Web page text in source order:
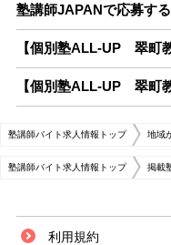
塾講師JAPANで応募す
【個別塾ALL-UP 翠町
【個別塾ALL-UP 翠町
塾講師バイト求人情報トップ 地域
塾講師バイト求人情報トップ 掲載
利用規約